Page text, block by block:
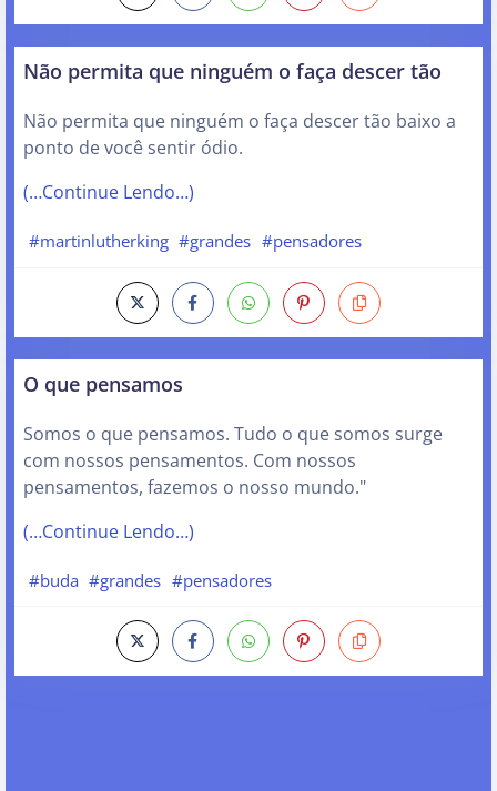
Não permita que ninguém o faça descer tão
Não permita que ninguém o faça descer tão baixo a
ponto de você sentir ódio.
(…Continue Lendo…)
#martinlutherking #grandes #pensadores
O que pensamos
Somos o que pensamos. Tudo o que somos surge
com nossos pensamentos. Com nossos
pensamentos, fazemos o nosso mundo."
(…Continue Lendo…)
#buda #grandes #pensadores